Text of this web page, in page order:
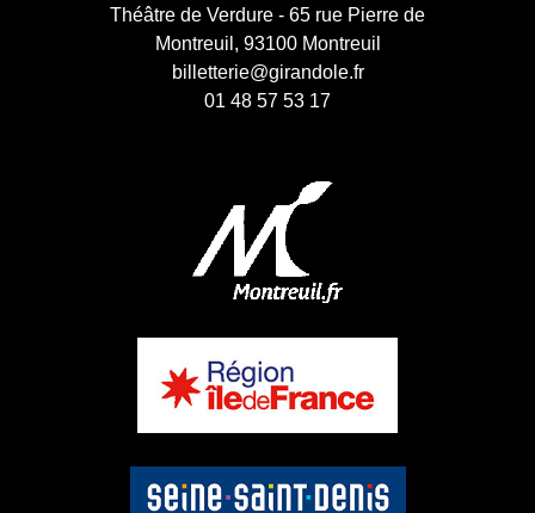
Théâtre de Verdure - 65 rue Pierre de
Montreuil, 93100 Montreuil
billetterie@girandole.fr
01 48 57 53 17